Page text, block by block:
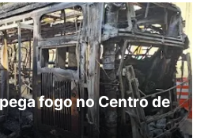
fogo no Centro de